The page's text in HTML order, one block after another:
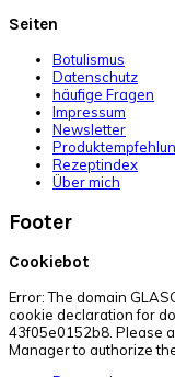
Seiten
Botulismus
Datenschutz
häufige Fragen
Impressum
Newsletter
Rezeptindex
Über mich
Footer
Cookiebot
Error: The domain
cookie declaration for
43f05e0152b8. Please
Manager to authorize